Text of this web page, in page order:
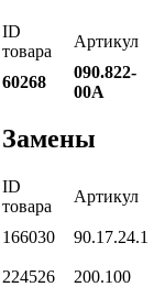
ID
товара
Артикул
60268
090.822-
00A
Замены
ID
товара
Артикул
166030 90.17.24.1
224526
200.100